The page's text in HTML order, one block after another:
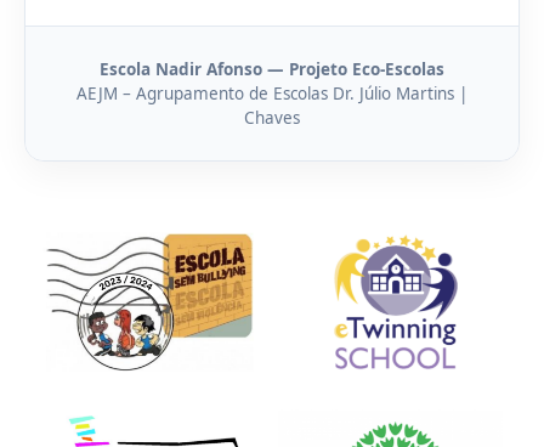
Escola Nadir Afonso — Projeto Eco-Escolas
AEJM – Agrupamento de Escolas Dr. Júlio Martins |
Chaves